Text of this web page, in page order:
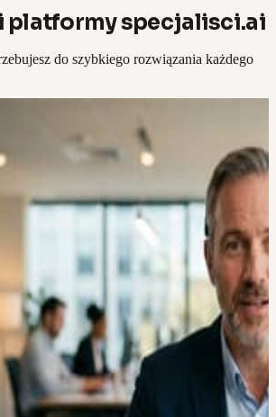
platformy specjalisci.ai
do szybkiego rozwiązania każdego